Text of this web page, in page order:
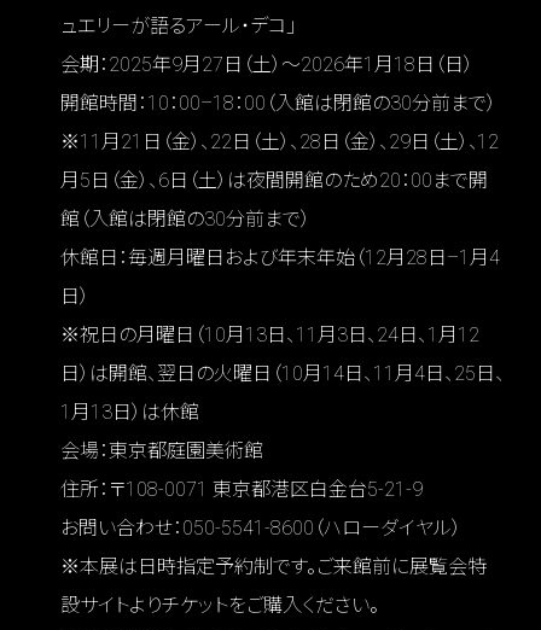
ュエリーが語るアール・デコ」
会期：2025年9月27日（土）〜2026年1月18日（日）
開館時間：10：00–18：00（入館は閉館の30分前まで）
※11月21日（金）、22日（土）、28日（金）、29日（土）、12
月5日（金）、6日（土）は夜間開館のため20：00まで開
館（入館は閉館の30分前まで）
休館日：毎週月曜日および年末年始（12月28日–1月4
日）
※祝日の月曜日（10月13日、11月3日、24日、1月12
日）は開館、翌日の火曜日（10月14日、11月4日、25日、
1月13日）は休館
会場：東京都庭園美術館
住所：〒108-0071 東京都港区白金台5-21-9
お問い合わせ：050-5541-8600（ハローダイヤル）
※本展は日時指定予約制です。ご来館前に展覧会特
設サイトよりチケットをご購入ください。